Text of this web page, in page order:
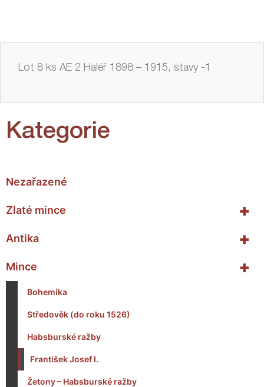
Kategorie
Nezařazené
+
Zlaté mince
+
Antika
+
Mince
Bohemika
Středověk (do roku 1526)
Habsburské ražby
František Josef I.
Žetony – Habsburské ražby
Lot 8 ks AE 2 Haléř 1898 – 1915, stavy -1